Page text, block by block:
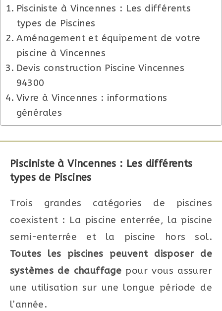
Pisciniste à Vincennes : Les différents
types de Piscines
Aménagement et équipement de votre
piscine à Vincennes
Devis construction Piscine Vincennes
94300
Vivre à Vincennes : informations
générales
Pisciniste à Vincennes : Les différents
types de Piscines
Trois grandes catégories de piscines
coexistent : La piscine enterrée, la piscine
semi-enterrée et la piscine hors sol.
Toutes les piscines peuvent disposer de
systèmes de chauffage pour vous assurer
une utilisation sur une longue période de
l’année.